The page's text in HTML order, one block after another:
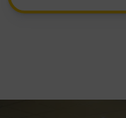
savoir plus